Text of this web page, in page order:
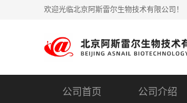
欢迎光临北京阿斯雷尔生物技术有限公司！
公司首页 公司介绍